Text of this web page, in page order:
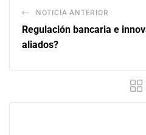
NOTICIA ANTERIOR
Regulación bancaria e
aliados?